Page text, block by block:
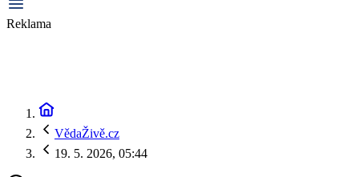
Reklama
VědaŽivě.cz
19. 5. 2026, 05:44